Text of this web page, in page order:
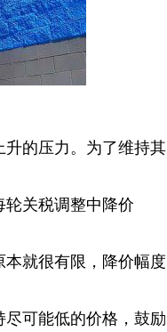
的压力。为了维持其
关税调整中降价
就很有限，降价幅度
可能低的价格，鼓励